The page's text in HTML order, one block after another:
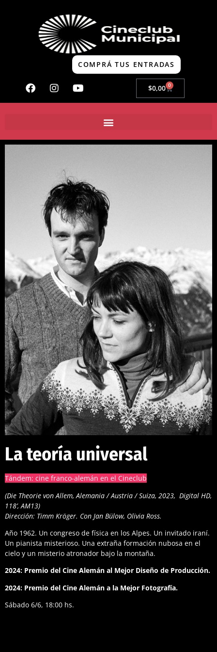
COMPRÁ TUS ENTRADAS
$0,00 0
La teoría universal
Tándem: cine franco-alemán en el Cineclub
(Die Theorie von Allem, Alemania / Austria / Suiza, 2023, Digital HD,
118’, AM13)
Dirección: Timm Kröger. Con Jan Bülow, Olivia Ross.
Año 1962. Un congreso de física en los Alpes. Un invitado iraní.
Un pianista misterioso. Una extraña formación nubosa en el
cielo y un misterio atronador bajo la montaña.
2024: Premio del Cine Alemán al Mejor Diseño de Producción.
2024: Premio del Cine Alemán a la Mejor Fotografía.
Sábado 6/6, 18:00 hs.